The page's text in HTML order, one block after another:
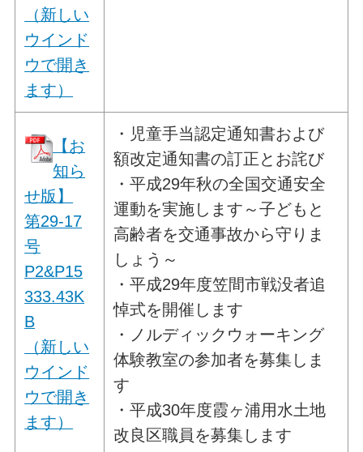
（新しい
ウインド
ウで開き
ます）
【お
知ら
せ版】
第29-17
号
P2&P15
333.43K
B
（新しい
ウインド
ウで開き
ます）
・児童手当認定通知書および
額改定通知書の訂正とお詫び
・平成29年秋の全国交通安全
運動を実施します～子どもと
高齢者を交通事故から守りま
しょう～
・平成29年度笠間市戦没者追
悼式を開催します
・ノルディックウォーキング
体験教室の参加者を募集しま
す
・平成30年度霞ヶ浦用水土地
改良区職員を募集します